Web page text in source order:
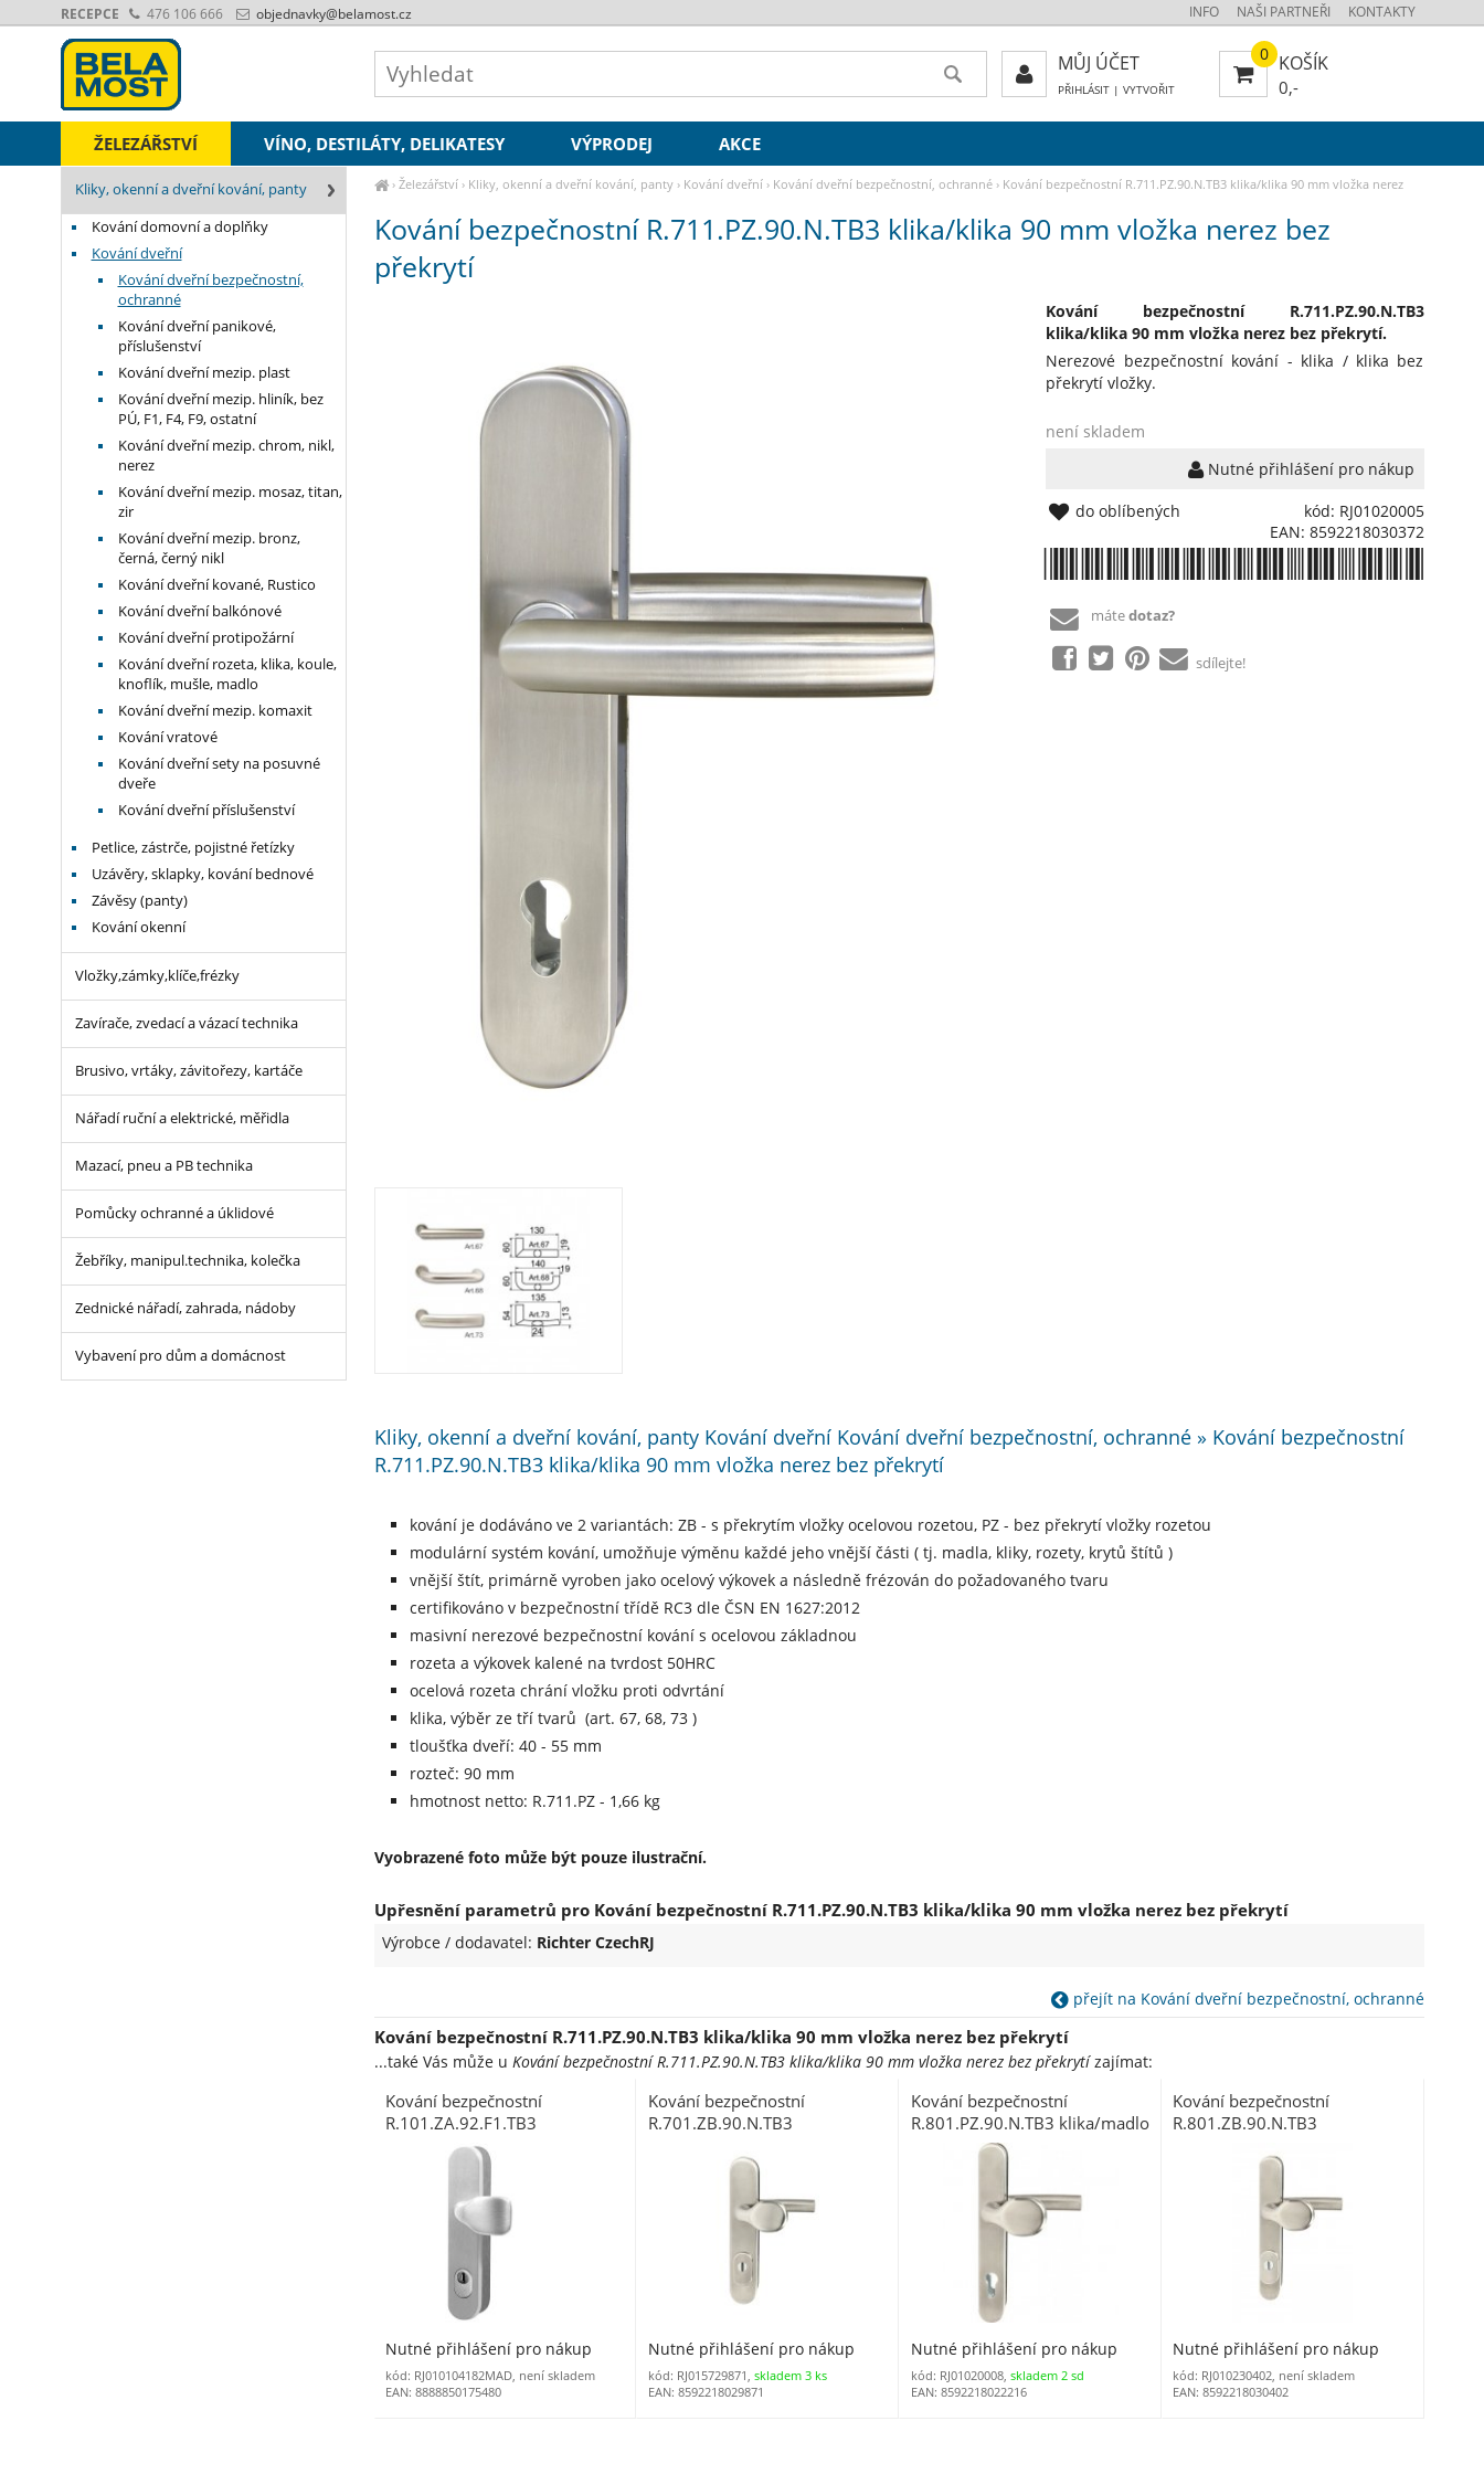
› Železářství› Kliky, okenní a dveřní kování, panty› Kování dveřní› Kování dveřní bezpečnostní, ochranné› Kování bezpečnostní R.711.PZ.90.N.TB3 klika/klika 90 mm vložka nerez
Kování bezpečnostní R.711.PZ.90.N.TB3 klika/klika 90 mm vložka nerez bez
překrytí
Kování bezpečnostní R.711.PZ.90.N.TB3
klika/klika 90 mm vložka nerez bez překrytí.
Nerezové bezpečnostní kování - klika / klika bez
překrytí vložky.
není skladem
Nutné přihlášení pro nákup
kód: RJ01020005
EAN: 8592218030372
do oblíbených
mátedotaz?
sdílejte!
Kliky, okenní a dveřní kování, panty Kování dveřní Kování dveřní bezpečnostní, ochranné » Kování bezpečnostní
R.711.PZ.90.N.TB3 klika/klika 90 mm vložka nerez bez překrytí
kování je dodáváno ve 2 variantách: ZB - s překrytím vložky ocelovou rozetou, PZ - bez překrytí vložky rozetou
modulární systém kování, umožňuje výměnu každé jeho vnější části ( tj. madla, kliky, rozety, krytů štítů )
vnější štít, primárně vyroben jako ocelový výkovek a následně frézován do požadovaného tvaru
certifikováno v bezpečnostní třídě RC3 dle ČSN EN 1627:2012
masivní nerezové bezpečnostní kování s ocelovou základnou
rozeta a výkovek kalené na tvrdost 50HRC
ocelová rozeta chrání vložku proti odvrtání
klika, výběr ze tří tvarů (art. 67, 68, 73 )
tloušťka dveří: 40 - 55 mm
rozteč: 90 mm
hmotnost netto: R.711.PZ - 1,66 kg
Vyobrazené foto může být pouze ilustrační.
Upřesnění parametrů pro Kování bezpečnostní R.711.PZ.90.N.TB3 klika/klika 90 mm vložka nerez bez překrytí
Výrobce / dodavatel: Richter CzechRJ
přejít na Kování dveřní bezpečnostní, ochranné
Kování bezpečnostní R.711.PZ.90.N.TB3 klika/klika 90 mm vložka nerez bez překrytí
...také Vás může u Kování bezpečnostní R.711.PZ.90.N.TB3 klika/klika 90 mm vložka nerez bez překrytízajímat:
Kování bezpečnostní
R.101.ZA.92.F1.TB3
madlo/madlo 92 mm vložka
stříbrný elox F1 s překrytím
Nutné přihlášení pro nákup
kód: RJ010104182MAD, není skladem
EAN: 8888850175480
Kování bezpečnostní
R.701.ZB.90.N.TB3
nerez s překrytím
Nutné přihlášení pro nákup
kód: RJ015729871, skladem 3 ks
EAN: 8592218029871
Kování bezpečnostní
R.801.PZ.90.N.TB3 klika/madlo
90 mm vložka nerez bez
Nutné přihlášení pro nákup
kód: RJ01020008, skladem 2 sd
EAN: 8592218022216
Kování bezpečnostní
R.801.ZB.90.N.TB3
nerez N s překrytím
Nutné přihlášení pro nákup
kód: RJ010230402, není skladem
EAN: 8592218030402
Kliky, okenní a dveřní kování, panty
Kování domovní a doplňky
Kování dveřní
Kování dveřní bezpečnostní,
ochranné
Kování dveřní panikové,
příslušenství
Kování dveřní mezip. plast
Kování dveřní mezip. hliník, bez
PÚ, F1, F4, F9, ostatní
Kování dveřní mezip. chrom, nikl,
nerez
Kování dveřní mezip. mosaz, titan,
zir
Kování dveřní mezip. bronz,
černá, černý nikl
Kování dveřní kované, Rustico
Kování dveřní balkónové
Kování dveřní protipožární
Kování dveřní rozeta, klika, koule,
knoflík, mušle, madlo
Kování dveřní mezip. komaxit
Kování vratové
Kování dveřní sety na posuvné
dveře
Kování dveřní příslušenství
Petlice, zástrče, pojistné řetízky
Uzávěry, sklapky, kování bednové
Závěsy (panty)
Kování okenní
Vložky,zámky,klíče,frézky
Zavírače, zvedací a vázací technika
Brusivo, vrtáky, závitořezy, kartáče
Nářadí ruční a elektrické, měřidla
Mazací, pneu a PB technika
Pomůcky ochranné a úklidové
Žebříky, manipul.technika, kolečka
Zednické nářadí, zahrada, nádoby
Vybavení pro dům a domácnost
ŽELEZÁŘSTVÍ VÍNO, DESTILÁTY, DELIKATESY VÝPRODEJ AKCE
INFO NAŠI PARTNEŘI KONTAKTY
RECEPCE 476 106 666 objednavky@belamost.cz
0 KOŠÍK
0,-
MŮJ ÚČET
PŘIHLÁSIT| VYTVOŘIT